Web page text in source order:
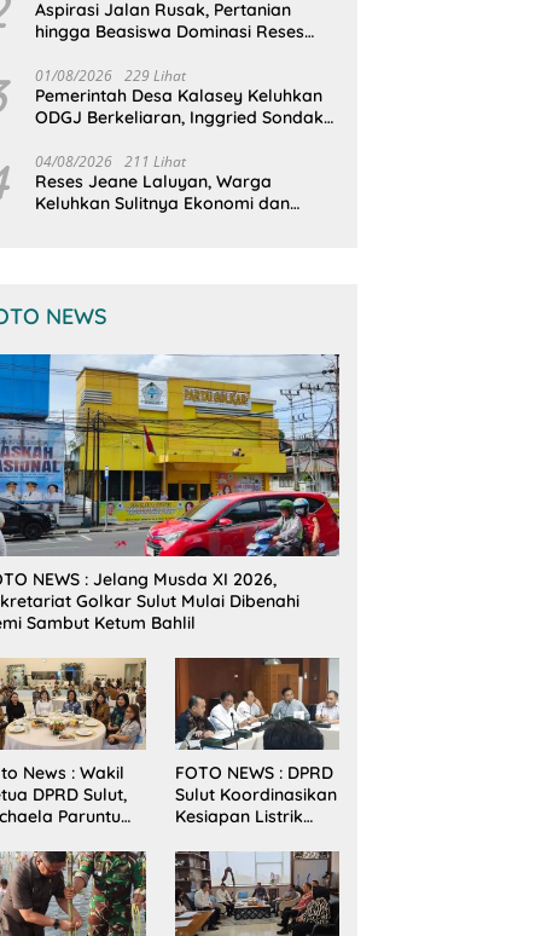
Aspirasi Jalan Rusak, Pertanian
hingga Beasiswa Dominasi Reses
01/08/2026 229 Lihat
Pemerintah Desa Kalasey Keluhkan
ODGJ Berkeliaran, Inggried Sondakh
04/08/2026 211 Lihat
Reses Jeane Laluyan, Warga
Keluhkan Sulitnya Ekonomi dan
NEWS
NEWS : Jelang Musda XI 2026,
Golkar Sulut Mulai Dibenahi
Sambut Ketum Bahlil
News : Wakil
DPRD Sulut,
Paruntu
Malam
Sulut
RI
FOTO NEWS : DPRD
Sulut Koordinasikan
Kesiapan Listrik
Tahun Baru 2026